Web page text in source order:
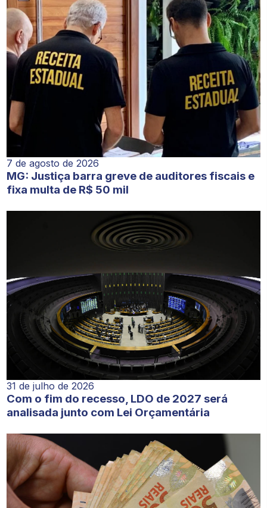
7 de agosto de 2026
MG: Justiça barra greve de auditores fiscais e
fixa multa de R$ 50 mil
31 de julho de 2026
Com o fim do recesso, LDO de 2027 será
analisada junto com Lei Orçamentária